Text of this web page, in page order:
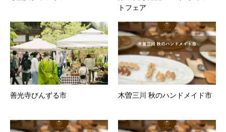
トフェア
善光寺びんずる市 木曽三川 秋のハンドメイド市